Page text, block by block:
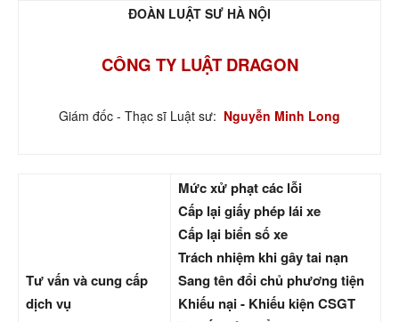
ĐOÀN LUẬT SƯ HÀ NỘI
CÔNG TY LUẬT DRAGON
Giám đốc - Thạc sĩ Luật sư: Nguyễn Minh Long
Tư vấn và cung cấp
dịch vụ
Mức xử phạt các lỗi
Cấp lại giấy phép lái xe
Cấp lại biển số xe
Trách nhiệm khi gây tai nạn
Sang tên đổi chủ phương tiện
Khiếu nại - Khiếu kiện CSGT